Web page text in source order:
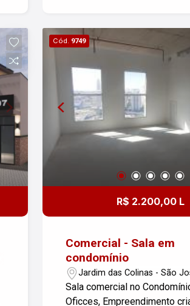
Cód. 9749
R$ 2.200,00 L
Comercial - Sala em
condomínio
Jardim das Colinas - São
Campos/SP
Sala comercial no
Oficces, Empreendimento